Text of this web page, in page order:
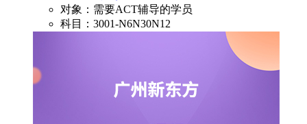
对象：需要ACT辅导的学员
科目：3001-N6N30N12